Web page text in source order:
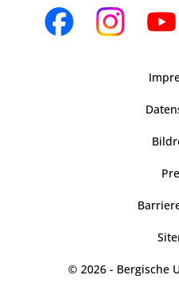
© 2026 - Bergische